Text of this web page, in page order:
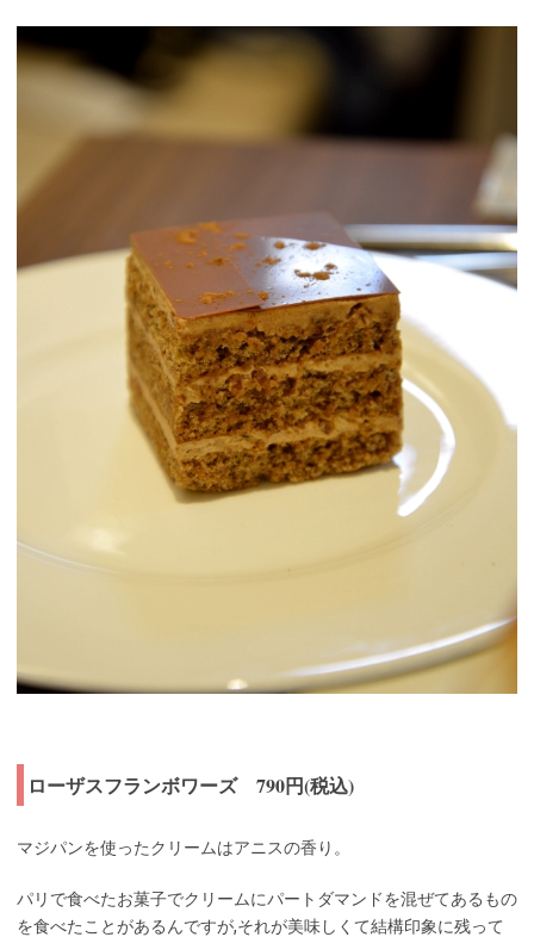
ローザスフランボワーズ 790円(税込)
マジパンを使ったクリームはアニスの香り。
パリで食べたお菓子でクリームにパートダマンドを混ぜてあるもの
を食べたことがあるんですが,それが美味しくて結構印象に残って